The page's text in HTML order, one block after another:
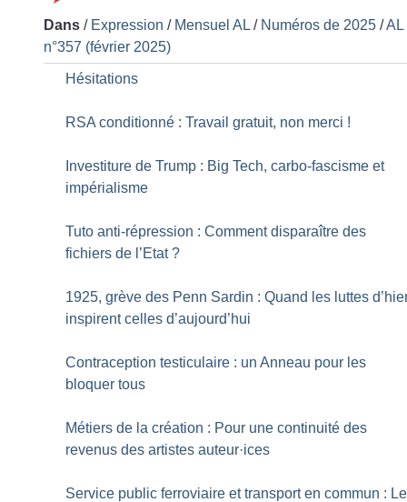
Dans / Expression / Mensuel AL / Numéros de 2025 /AL
n°357 (février 2025)
Hésitations
RSA conditionné : Travail gratuit, non merci !
Investiture de Trump : Big Tech, carbo-fascisme et
impérialisme
Tuto anti-répression : Comment disparaître des
fichiers de l’Etat ?
1925, grève des Penn Sardin : Quand les luttes
inspirent celles d’aujourd’hui
Contraception testiculaire : un Anneau pour les
bloquer tous
Métiers de la création : Pour une continuité des
revenus des artistes auteur·ices
Service public ferroviaire et transport en commun : Le